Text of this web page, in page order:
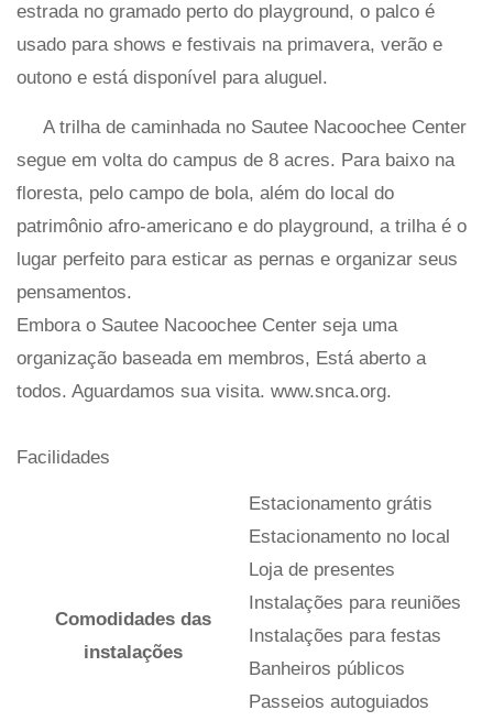
estrada no gramado perto do playground, o palco é
usado para shows e festivais na primavera, verão e
outono e está disponível para aluguel.
A trilha de caminhada no Sautee Nacoochee Center
segue em volta do campus de 8 acres. Para baixo na
floresta, pelo campo de bola, além do local do
patrimônio afro-americano e do playground, a trilha é o
lugar perfeito para esticar as pernas e organizar seus
pensamentos.
Embora o Sautee Nacoochee Center seja uma
organização baseada em membros, Está aberto a
todos. Aguardamos sua visita. www.snca.org.
Facilidades
Comodidades das
instalações
Estacionamento grátis
Estacionamento no local
Loja de presentes
Instalações para reuniões
Instalações para festas
Banheiros públicos
Passeios autoguiados